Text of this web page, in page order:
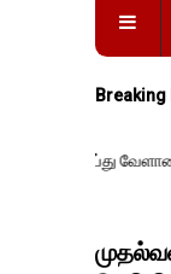
Breaking
வேளாண் துறை